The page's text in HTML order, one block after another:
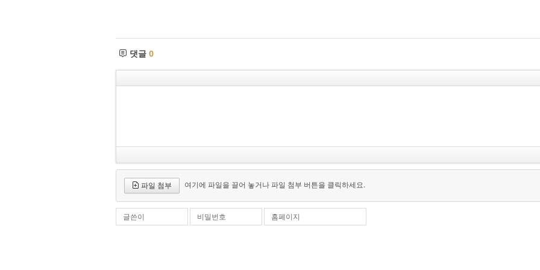
댓글 0
파일 첨부 여기에 파일을 끌어 놓거나 파일 첨부 버튼을 클릭하세요.
글쓴이 비밀번호 홈페이지